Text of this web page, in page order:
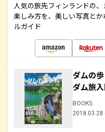
人気の旅先フィンランドの
楽しみ方を、美しい写真と
ルガイド
ダムの
ダム旅
BOOKS
2018.03.28